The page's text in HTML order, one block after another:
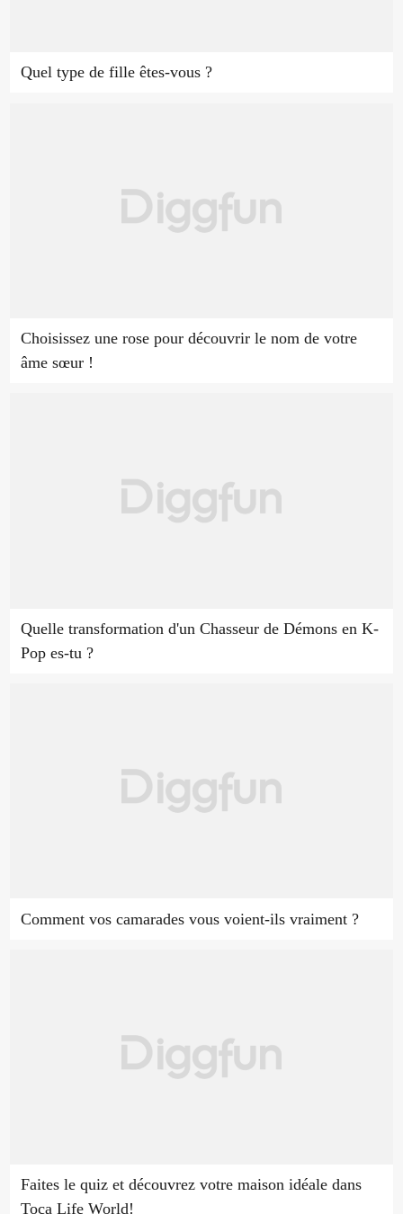
Quel type de fille êtes-vous ?
Choisissez une rose pour découvrir le nom de votre
âme sœur !
Quelle transformation d'un Chasseur de Démons en K-
Pop es-tu ?
Comment vos camarades vous voient-ils vraiment ?
Faites le quiz et découvrez votre maison idéale dans
Toca Life World!